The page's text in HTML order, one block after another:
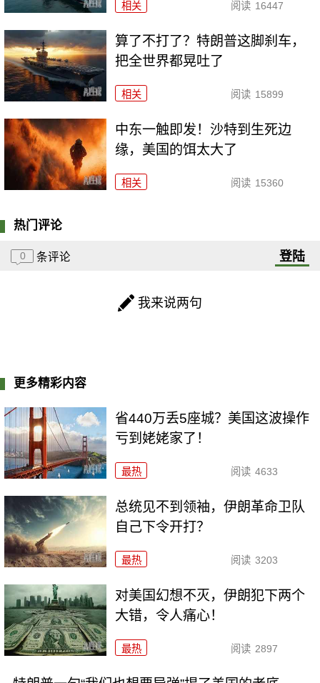
相关 阅读 16447
算了不打了？特朗普这脚刹车，
把全世界都晃吐了
相关 阅读 15899
中东一触即发！沙特到生死边
缘，美国的饵太大了
相关 阅读 15360
热门评论
0 条评论 登陆
我来说两句
更多精彩内容
省440万丢5座城？美国这波操作
亏到姥姥家了！
最热 阅读 4633
总统见不到领袖，伊朗革命卫队
自己下令开打？
最热 阅读 3203
对美国幻想不灭，伊朗犯下两个
大错，令人痛心！
最热 阅读 2897